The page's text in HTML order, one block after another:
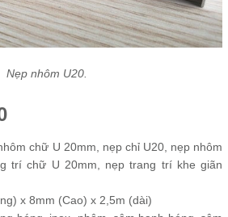
Nẹp nhôm U20.
chữ U 20mm, nẹp chỉ U20, nẹp nhôm
trí chữ U 20mm, nẹp trang trí khe giãn
x 8mm (Cao) x 2,5m (dài)